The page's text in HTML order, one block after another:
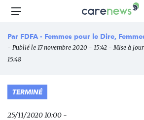
Aller
principal
Carenews,
média
des
Menu
Par FDFA - Femmes pour le Dire,
- Publié le 17 novembre 2020 - 15:42 - Mise à
15:48
TERMINÉ
25/11/2020 10:00 -